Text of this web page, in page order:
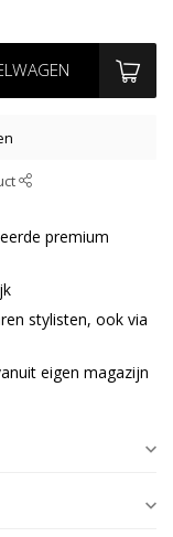
premium
stylisten, ook via
eigen magazijn